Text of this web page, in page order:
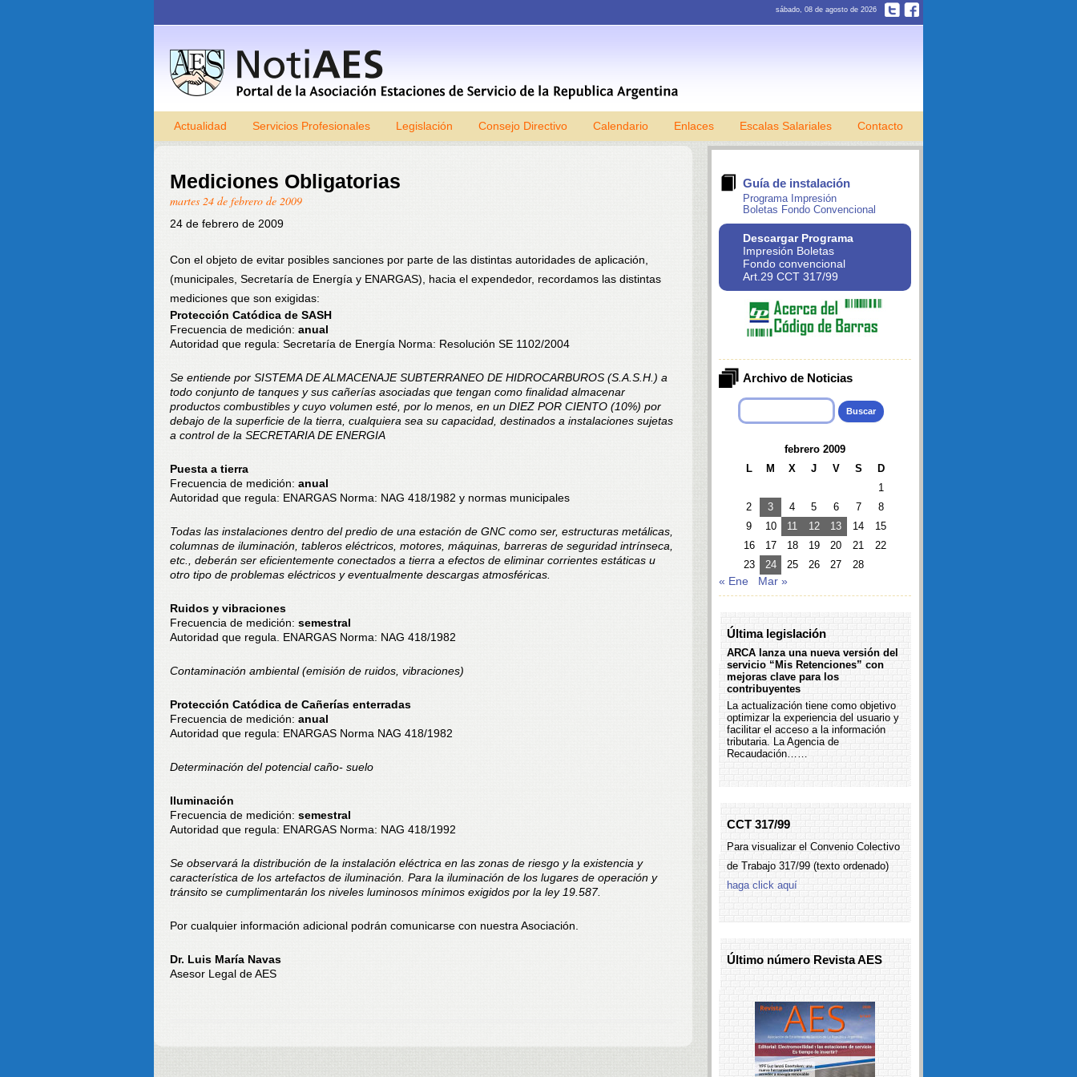
sábado, 08 de agosto de 2026
Skip to content
Actualidad Servicios Profesionales Legislación Consejo Directivo Calendario Enlaces Escalas Salariales Contacto
Mediciones Obligatorias
martes 24 de febrero de 2009
24 de febrero de 2009
Con el objeto de evitar posibles sanciones por parte de las distintas autoridades de aplicación,
(municipales, Secretaría de Energía y ENARGAS), hacia el expendedor, recordamos las distintas
mediciones que son exigidas:
Protección Catódica de SASH
Frecuencia de medición: anual
Autoridad que regula: Secretaría de Energía Norma: Resolución SE 1102/2004
Se entiende por SISTEMA DE ALMACENAJE SUBTERRANEO DE HIDROCARBUROS (S.A.S.H.) a
todo conjunto de tanques y sus cañerías asociadas que tengan como finalidad almacenar
productos combustibles y cuyo volumen esté, por lo menos, en un DIEZ POR CIENTO (10%) por
debajo de la superficie de la tierra, cualquiera sea su capacidad, destinados a instalaciones sujetas
a control de la SECRETARIA DE ENERGIA
Puesta a tierra
Frecuencia de medición: anual
Autoridad que regula: ENARGAS Norma: NAG 418/1982 y normas municipales
Todas las instalaciones dentro del predio de una estación de GNC como ser, estructuras metálicas,
columnas de iluminación, tableros eléctricos, motores, máquinas, barreras de seguridad intrínseca,
etc., deberán ser eficientemente conectados a tierra a efectos de eliminar corrientes estáticas u
otro tipo de problemas eléctricos y eventualmente descargas atmosféricas.
Ruidos y vibraciones
Frecuencia de medición: semestral
Autoridad que regula. ENARGAS Norma: NAG 418/1982
Contaminación ambiental (emisión de ruidos, vibraciones)
Protección Catódica de Cañerías enterradas
Frecuencia de medición: anual
Autoridad que regula: ENARGAS Norma NAG 418/1982
Determinación del potencial caño- suelo
Iluminación
Frecuencia de medición: semestral
Autoridad que regula: ENARGAS Norma: NAG 418/1992
Se observará la distribución de la instalación eléctrica en las zonas de riesgo y la existencia y
característica de los artefactos de iluminación. Para la iluminación de los lugares de operación y
tránsito se cumplimentarán los niveles luminosos mínimos exigidos por la ley 19.587.
Por cualquier información adicional podrán comunicarse con nuestra Asociación.
Dr. Luis María Navas
Asesor Legal de AES
Guía de instalación
Programa Impresión
Boletas Fondo Convencional
Descargar Programa
Impresión Boletas
Fondo convencional
Art.29 CCT 317/99
Archivo de Noticias
Buscar:
febrero 2009
L
M X J V S
D
1
2
3 4 5 6 7
8
9
10 11 12 13 14
15
16
17 18 19 20 21
22
23
24 25 26 27 28
« Ene Mar »
Última legislación
ARCA lanza una nueva versión del
servicio “Mis Retenciones” con
mejoras clave para los
contribuyentes
La actualización tiene como objetivo
optimizar la experiencia del usuario y
facilitar el acceso a la información
tributaria. La Agencia de
Recaudación……
CCT 317/99
Para visualizar el Convenio Colectivo
de Trabajo 317/99 (texto ordenado)
haga click aquí
Último número Revista AES